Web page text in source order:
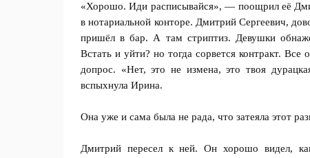
«Хорошо. Иди расписывайся», — поощрил её
в нотариальной конторе. Дмитрий Сергеевич,
пришёл в бар. А там стриптиз. Девушки
Встать и уйти? но тогда сорвется контракт.
допрос. «Нет, это не измена, это твоя
вспыхнула Ирина.
Она уже и сама была не рада, что затеяла этот
Дмитрий пересел к ней. Он хорошо видел,